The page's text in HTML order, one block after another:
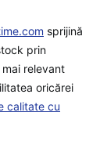
sprijină
prin
relevant
oricărei
calitate cu